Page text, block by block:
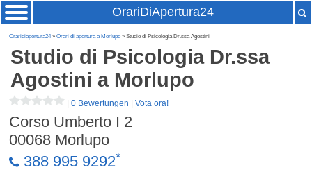
OrariDiApertura24
Oraridiapertura24»Orari di apertura a Morlupo » Studio di Psicologia Dr.ssa Agostini
Studio di Psicologia Dr.ssa
Agostini a Morlupo
|0 Bewertungen |Vota ora!
Corso Umberto I 2
00068 Morlupo
388 995 9292*